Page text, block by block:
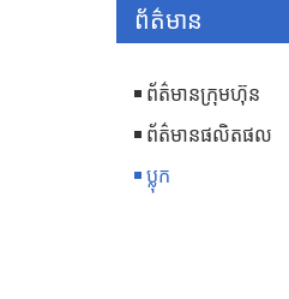
ព័ត៌មាន
ព័ត៌មានក្រុមហ៊ុន
ព័ត៌មានផលិតផល
ប្លុក